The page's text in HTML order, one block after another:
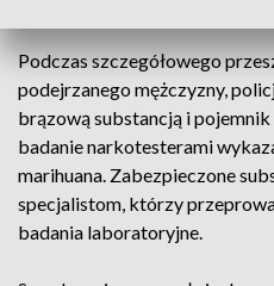
Podczas szczegółowego
podejrzanego mężczyzny,
brązową substancją i
badanie narkotesterami
marihuana. Zabezpieczone
specjalistom, którzy
badania laboratoryjne.